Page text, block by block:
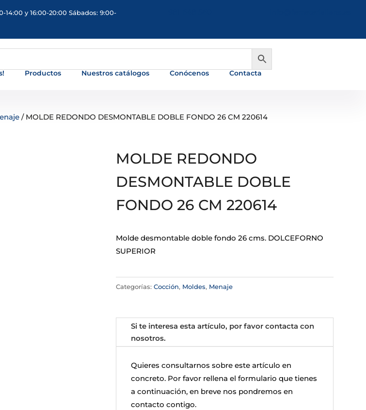
14:00 y 16:00-20:00 Sábados: 9:00-
Productos Nuestros catálogos Conócenos Contacta
/ MOLDE REDONDO DESMONTABLE DOBLE FONDO 26 CM 220614
MOLDE REDONDO
DESMONTABLE DOBLE
FONDO 26 CM 220614
Molde desmontable doble fondo 26 cms. DOLCEFORNO
SUPERIOR
Categorías: Cocción, Moldes, Menaje
Si te interesa esta artículo, por favor contacta con
nosotros.
Quieres consultarnos sobre este artículo en
concreto. Por favor rellena el formulario que tienes
a continuación, en breve nos pondremos en
contacto contigo.